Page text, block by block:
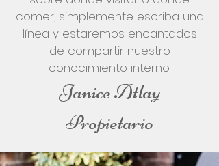
comer, simplemente escriba una
línea y estaremos encantados
de compartir nuestro
conocimiento interno.
Janice Atlay
Propietario